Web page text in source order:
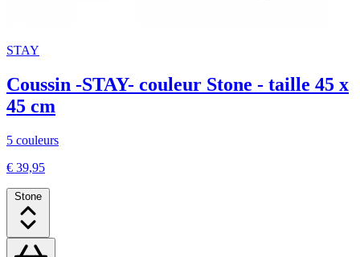
STAY
Coussin -STAY- couleur Stone - taille 45 x
45 cm
5 couleurs
€ 39,95
Stone